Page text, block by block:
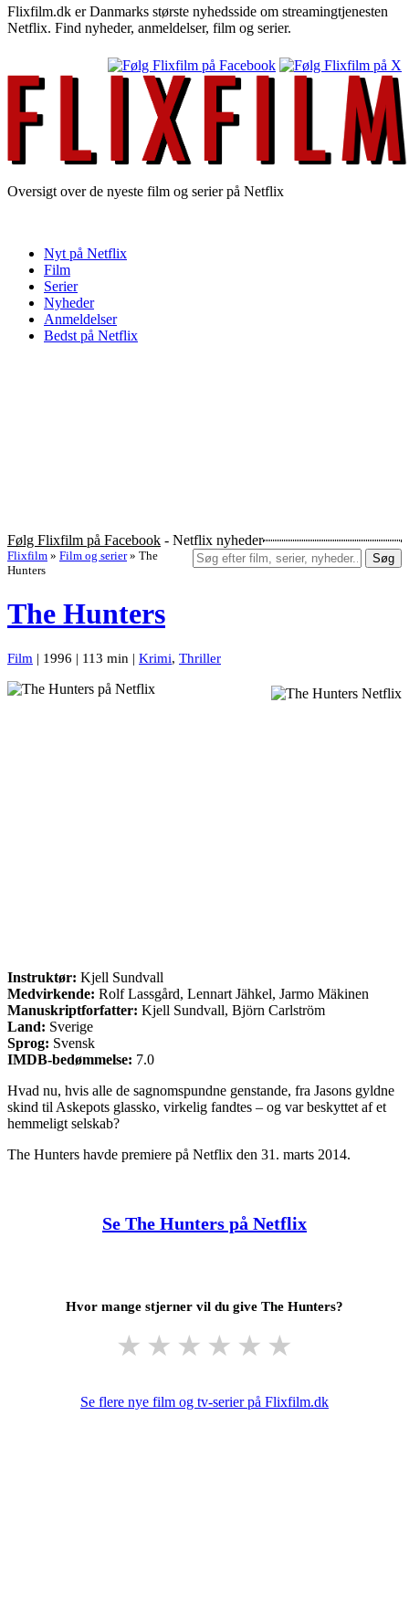
Flixfilm.dk er Danmarks største nyhedsside om streamingtjenesten
Netflix. Find nyheder, anmeldelser, film og serier.
Oversigt over de nyeste film og serier på Netflix
Nyt på Netflix
Film
Serier
Nyheder
Anmeldelser
Bedst på Netflix
Følg Flixfilm på Facebook - Netflix nyheder
Søg
Flixfilm » Film og serier » The
Hunters
The Hunters
Film | 1996 | 113 min | Krimi, Thriller
Instruktør: Kjell Sundvall
Medvirkende: Rolf Lassgård, Lennart Jähkel, Jarmo Mäkinen
Manuskriptforfatter: Kjell Sundvall, Björn Carlström
Land: Sverige
Sprog: Svensk
IMDB-bedømmelse: 7.0
Hvad nu, hvis alle de sagnomspundne genstande, fra Jasons gyldne
skind til Askepots glassko, virkelig fandtes – og var beskyttet af et
hemmeligt selskab?
The Hunters havde premiere på Netflix den 31. marts 2014.
Se The Hunters på Netflix
Hvor mange stjerner vil du give The Hunters?
★ ★ ★ ★ ★ ★
Se flere nye film og tv-serier på Flixfilm.dk